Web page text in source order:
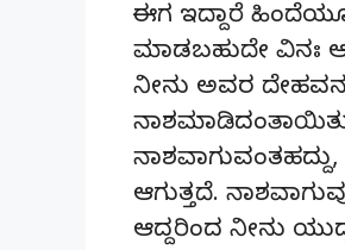
ಈಗ ಇದ್ದಾರೆ
ಮಾಡಬಹುದೇ ವಿನಃ
ನೀನು ಅವರ
ಆಗುತ್ತದೆ.
ಆದ್ದರಿಂದ ನೀನು